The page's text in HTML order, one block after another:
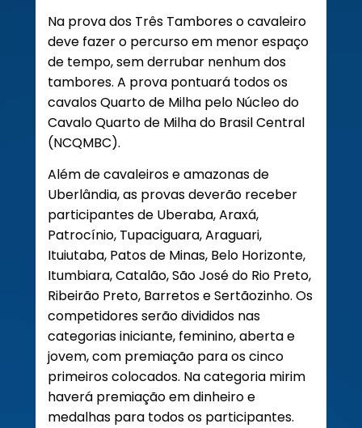
Na prova dos Três Tambores o cavaleiro
deve fazer o percurso em menor espaço
de tempo, sem derrubar nenhum dos
tambores. A prova pontuará todos os
cavalos Quarto de Milha pelo Núcleo do
Cavalo Quarto de Milha do Brasil Central
(NCQMBC).
Além de cavaleiros e amazonas de
Uberlândia, as provas deverão receber
participantes de Uberaba, Araxá,
Patrocínio, Tupaciguara, Araguari,
Ituiutaba, Patos de Minas, Belo Horizonte,
Itumbiara, Catalão, São José do Rio Preto,
Ribeirão Preto, Barretos e Sertãozinho. Os
competidores serão divididos nas
categorias iniciante, feminino, aberta e
jovem, com premiação para os cinco
primeiros colocados. Na categoria mirim
haverá premiação em dinheiro e
medalhas para todos os participantes.